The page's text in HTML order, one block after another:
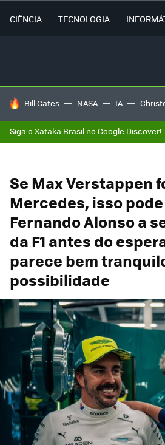
CIÊNCIA TECNOLOGIA
TENDÊNCIAS DO DIA
Bill Gates NASA IA
Siga o Xataka Brasil no Google Discover!
Se Max Verstappen
Mercedes, isso
Fernando Alonso a
da F1 antes do
parece bem
possibilidade